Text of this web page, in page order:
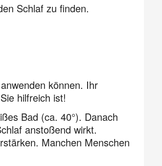
Schlaf zu finden.
können. Ihr
hilfreich ist!
Bad (ca. 40°). Danach
anstoßend wirkt.
Manchen Menschen